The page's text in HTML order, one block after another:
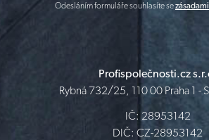
Odesláním formuláře souhlasíte se
Profispolečnosti.cz
Rybná 732/25, 110 00 Praha 1 -
IČ: 28953142
DIČ: CZ-28953142